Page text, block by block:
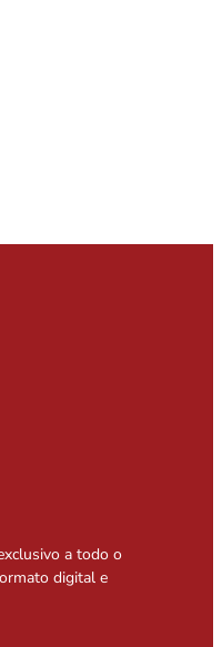
a todo o
digital e